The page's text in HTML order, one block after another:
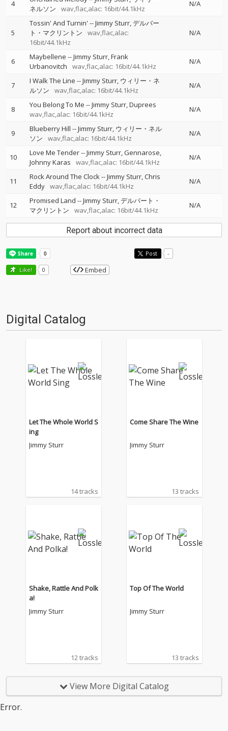
4
ネルソン
wav,flac,alac: 16bit/44.1kHz
N/A
5
Tossin' And Turnin' --Jimmy Sturr デルバー
ト・マクリントン
wav,flac,alac:
16bit/44.1kHz
N/A
6 Maybellene --Jimmy Sturr Frank
Urbanovitch
wav,flac,alac: 16bit/44.1kHz
N/A
7 I Walk The Line --Jimmy Sturr ウィリー・ネ
ルソン
wav,flac,alac: 16bit/44.1kHz
N/A
8 You Belong To Me --Jimmy Sturr Duprees
wav,flac,alac: 16bit/44.1kHz
N/A
9 Blueberry Hill --Jimmy Sturr ウィリー・ネル
ソン
wav,flac,alac: 16bit/44.1kHz
N/A
10 Love Me Tender--Jimmy Sturr Gennarose
Johnny Karas
wav,flac,alac: 16bit/44.1kHz
N/A
11 Rock Around The Clock--Jimmy Sturr Chris
Eddy wav,flac,alac: 16bit/44.1kHz
N/A
12 Promised Land --Jimmy Sturr デルバート・
マクリントン
wav,flac,alac: 16bit/44.1kHz
N/A
Report about incorrect data
Post -
Like! 0 Embed
Digital Catalog
Let The Whole World S
ing
Jimmy Sturr
14 tracks
Come Share The Wine
Jimmy Sturr
13 tracks
Shake, Rattle And Polk
a!
Jimmy Sturr
12 tracks
Top Of The World
Jimmy Sturr
13 tracks
View More Digital Catalog
Error.